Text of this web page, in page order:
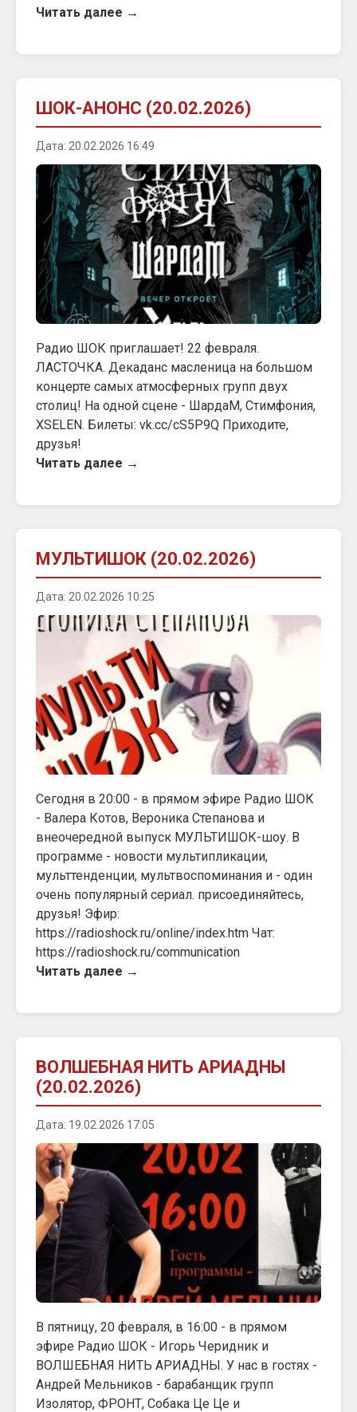
Читать далее →
ШОК-АНОНС (20.02.2026)
Дата: 20.02.2026 16:49
Радио ШОК приглашает! 22 февраля.
ЛАСТОЧКА. Декаданс масленица на большом
концерте самых атмосферных групп двух
столиц! На одной сцене - ШардаМ, Стимфония,
XSELEN. Билеты: vk.cc/cS5P9Q Приходите,
друзья!
Читать далее →
МУЛЬТИШОК (20.02.2026)
Дата: 20.02.2026 10:25
Сегодня в 20:00 - в прямом эфире Радио ШОК
- Валера Котов, Вероника Степанова и
внеочередной выпуск МУЛЬТИШОК-шоу. В
программе - новости мультипликации,
мульттенденции, мультвоспоминания и - один
очень популярный сериал. присоединяйтесь,
друзья! Эфир:
https://radioshock.ru/online/index.htm Чат:
https://radioshock.ru/communication
Читать далее →
ВОЛШЕБНАЯ НИТЬ АРИАДНЫ
(20.02.2026)
Дата: 19.02.2026 17:05
В пятницу, 20 февраля, в 16:00 - в прямом
эфире Радио ШОК - Игорь Черидник и
ВОЛШЕБНАЯ НИТЬ АРИАДНЫ. У нас в гостях -
Андрей Мельников - барабанщик групп
Изолятор, ФРОНТ, Собака Це Це и